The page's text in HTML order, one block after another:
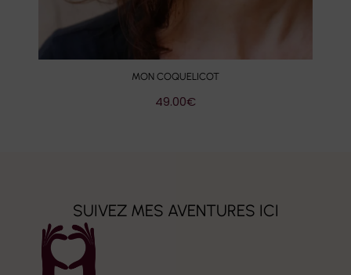
MON COQUELICOT
49.00€
SUIVEZ MES AVENTURES ICI